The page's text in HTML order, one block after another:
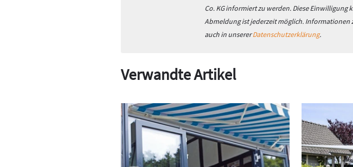
Co. KG informiert zu werden. Diese Einwilligung
Abmeldung ist jederzeit möglich. Informationen
auch in unsererDatenschutzerklärung.
Verwandte Artikel